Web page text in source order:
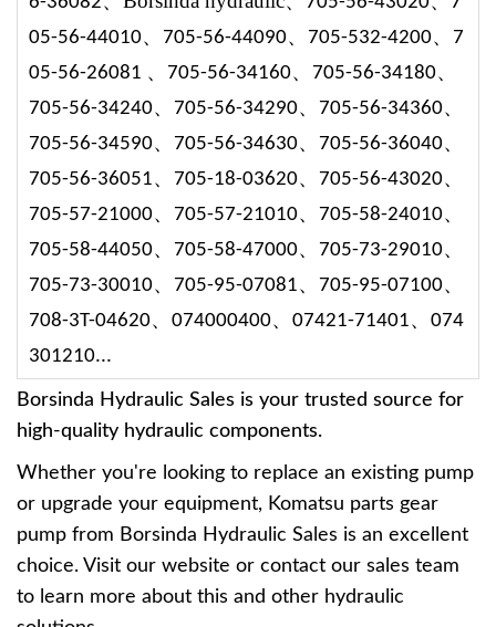
05-56-44010、 705-56-44090、 705-532-4200、
7
05-56-26081 、 705-56-34160、 705-56-34180、
705-56-34240、 705-56-34290、 705-56-34360、
705-56-34590、 705-56-34630、 705-56-36040、
705-56-36051、 705-18-03620、 705-56-43020、
705-57-21000、 705-57-21010、 705-58-24010、
705-58-44050、 705-58-47000、 705-73-29010、
705-73-30010、 705-95-07081、 705-95-07100、
708-3T-04620、 074000400、 07421-71401、 074
301210...
Borsinda Hydraulic Sales is your trusted source for
high-quality hydraulic components.
Whether you're looking to replace an existing pump
or upgrade your equipment, Komatsu parts gear
pump from Borsinda Hydraulic Sales is an excellent
choice. Visit our website or contact our sales team
to learn more about this and other hydraulic